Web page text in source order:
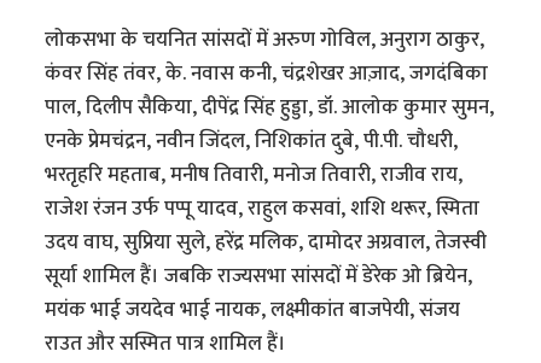
लोकसभा के चयनित सांसदों में अरुण गोविल, अनुराग ठाकुर,
कंवर सिंह तंवर, के. नवास कनी, चंद्रशेखर आज़ाद, जगदंबिका
पाल, दिलीप सैकिया, दीपेंद्र सिंह हुड्डा, डॉ. आलोक कुमार सुमन,
एनके प्रेमचंद्रन, नवीन जिंदल, निशिकांत दुबे, पी.पी. चौधरी,
भरतृहरि महताब, मनीष तिवारी, मनोज तिवारी, राजीव राय,
राजेश रंजन उर्फ पप्पू यादव, राहुल कसवां, शशि थरूर, स्मिता
उदय वाघ, सुप्रिया सुले, हरेंद्र मलिक, दामोदर अग्रवाल, तेजस्वी
सूर्या शामिल हैं। जबकि राज्यसभा सांसदों में डेरेक ओ ब्रियेन,
मयंक भाई जयदेव भाई नायक, लक्ष्मीकांत बाजपेयी, संजय
राउत और सस्मित पात्र शामिल हैं।